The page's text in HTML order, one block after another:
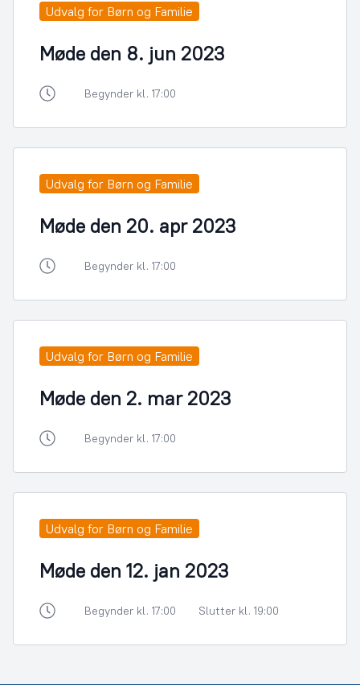
Udvalg for Børn og Familie
Møde den 8. jun 2023
Begynder kl. 17:00
Udvalg for Børn og Familie
Møde den 20. apr 2023
Begynder kl. 17:00
Udvalg for Børn og Familie
Møde den 2. mar 2023
Begynder kl. 17:00
Udvalg for Børn og Familie
Møde den 12. jan 2023
Begynder kl. 17:00 Slutter kl. 19:00